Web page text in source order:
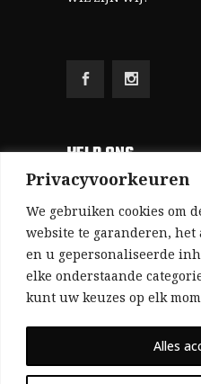
Privacyvoorkeuren
We gebruiken cookies om
website te garanderen, het
en u gepersonaliseerde
elke onderstaande
kunt uw keuzes op elk
Alles
HELP ONS
Aangezien we volledig
(zonder subsidies,
advertenties en zonder
voor de publicatie van
afhankelijk van de
Bij voorbaat dank voor